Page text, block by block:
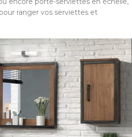
ranger vos serviettes et